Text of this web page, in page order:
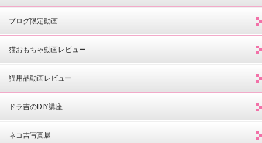
ブログ限定動画
猫おもちゃ動画レビュー
猫用品動画レビュー
ドラ吉のDIY講座
ネコ吉写真展